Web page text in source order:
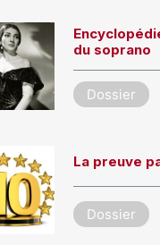
du soprano
Dossier
La preuve
Dossier